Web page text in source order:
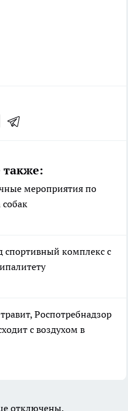
также:
мероприятия по
спортивный комплекс с
Роспотребнадзор
с воздухом в
отключены.